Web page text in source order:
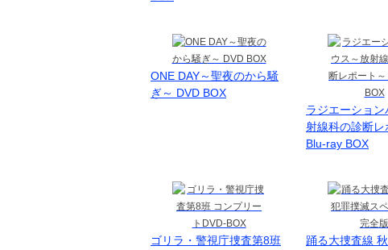
ONE DAY～聖夜のから騒
ぎ～ DVD BOX
ラジエーショ
射線科の診断レ
Blu-ray BOX
ゴリラ・警視庁捜査第8班
踊る大捜査線